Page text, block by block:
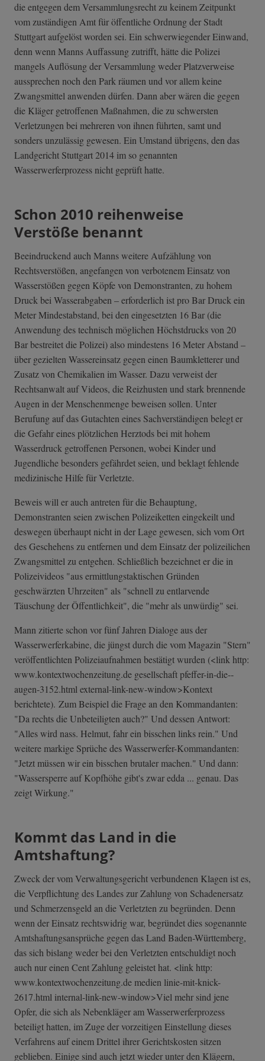
die entgegen dem Versammlungsrecht zu keinem Zeitpunkt
vom zuständigen Amt für öffentliche Ordnung der Stadt
Stuttgart aufgelöst worden sei. Ein schwerwiegender Einwand,
denn wenn Manns Auffassung zutrifft, hätte die Polizei
mangels Auflösung der Versammlung weder Platzverweise
aussprechen noch den Park räumen und vor allem keine
Zwangsmittel anwenden dürfen. Dann aber wären die gegen
die Kläger getroffenen Maßnahmen, die zu schwersten
Verletzungen bei mehreren von ihnen führten, samt und
sonders unzulässig gewesen. Ein Umstand übrigens, den das
Landgericht Stuttgart 2014 im so genannten
Wasserwerferprozess nicht geprüft hatte.
Schon 2010 reihenweise
Verstöße benannt
Beeindruckend auch Manns weitere Aufzählung von
Rechtsverstößen, angefangen von verbotenem Einsatz von
Wasserstößen gegen Köpfe von Demonstranten, zu hohem
Druck bei Wasserabgaben – erforderlich ist pro Bar Druck ein
Meter Mindestabstand, bei den eingesetzten 16 Bar (die
Anwendung des technisch möglichen Höchstdrucks von 20
Bar bestreitet die Polizei) also mindestens 16 Meter Abstand –
über gezielten Wassereinsatz gegen einen Baumkletterer und
Zusatz von Chemikalien im Wasser. Dazu verweist der
Rechtsanwalt auf Videos, die Reizhusten und stark brennende
Augen in der Menschenmenge beweisen sollen. Unter
Berufung auf das Gutachten eines Sachverständigen belegt er
die Gefahr eines plötzlichen Herztods bei mit hohem
Wasserdruck getroffenen Personen, wobei Kinder und
Jugendliche besonders gefährdet seien, und beklagt fehlende
medizinische Hilfe für Verletzte.
Beweis will er auch antreten für die Behauptung,
Demonstranten seien zwischen Polizeiketten eingekeilt und
deswegen überhaupt nicht in der Lage gewesen, sich vom Ort
des Geschehens zu entfernen und dem Einsatz der polizeilichen
Zwangsmittel zu entgehen. Schließlich bezeichnet er die in
Polizeivideos "aus ermittlungstaktischen Gründen
geschwärzten Uhrzeiten" als "schnell zu entlarvende
Täuschung der Öffentlichkeit", die "mehr als unwürdig" sei.
Mann zitierte schon vor fünf Jahren Dialoge aus der
Wasserwerferkabine, die jüngst durch die vom Magazin "Stern"
veröffentlichten Polizeiaufnahmen bestätigt wurden (<link http:
www.kontextwochenzeitung.de gesellschaft pfeffer-in-die-­
augen-3152.html external-link-n­ew-window>Konte­xt
berichtete). Zum Beispiel die Frage an den Kommandanten:
"Da rechts die Unbeteiligten auch?" Und dessen Antwort:
"Alles wird nass. Helmut, fahr ein bisschen links rein." Und
weitere markige Sprüche des Wasserwerfer-Kommandanten:
"Jetzt müssen wir ein bisschen brutaler machen." Und dann:
"Wassersperre auf Kopfhöhe gibt's zwar edda ... genau. Das
zeigt Wirkung."
Kommt das Land in die
Amtshaftung?
Zweck der vom Verwaltungsgericht verbundenen Klagen ist es,
die Verpflichtung des Landes zur Zahlung von Schadenersatz
und Schmerzensgeld an die Verletzten zu begründen. Denn
wenn der Einsatz rechtswidrig war, begründet dies sogenannte
Amtshaftungsansprüche gegen das Land Baden-Württemberg,
das sich bislang weder bei den Verletzten entschuldigt noch
auch nur einen Cent Zahlung geleistet hat. <link http:
www.kontextwochenzeitung.de medien linie-mit-knick-
2617.html internal-link-new-window>Viel mehr sind jene
Opfer, die sich als Nebenkläger am Wasserwerferprozess
beteiligt hatten, im Zuge der vorzeitigen Einstellung dieses
Verfahrens auf einem Drittel ihrer Gerichtskosten sitzen
geblieben. Einige sind auch jetzt wieder unter den Klägern,